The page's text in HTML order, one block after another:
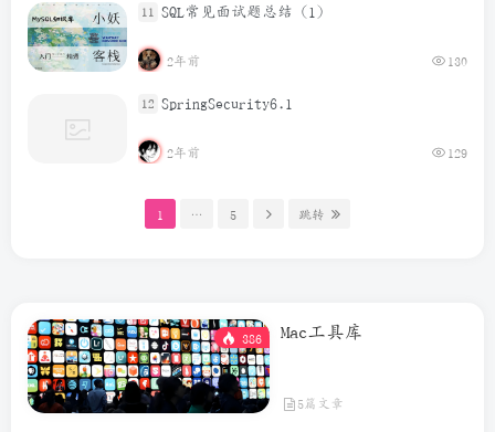
11 SQL常见面试题总结（1）
2年前 130
12 SpringSecurity6.1
2年前 129
1 … 5 跳转
386 Mac工具库
5篇文章